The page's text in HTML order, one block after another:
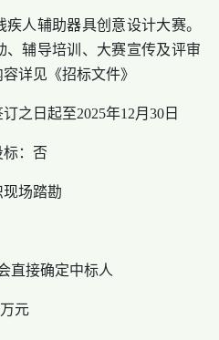
人辅助器具创意设计大赛。
、辅导培训、大赛宣传及评审
详见《招标文件》
之日起至2025年12月30日
：否
场踏勘
直接确定中标人
元